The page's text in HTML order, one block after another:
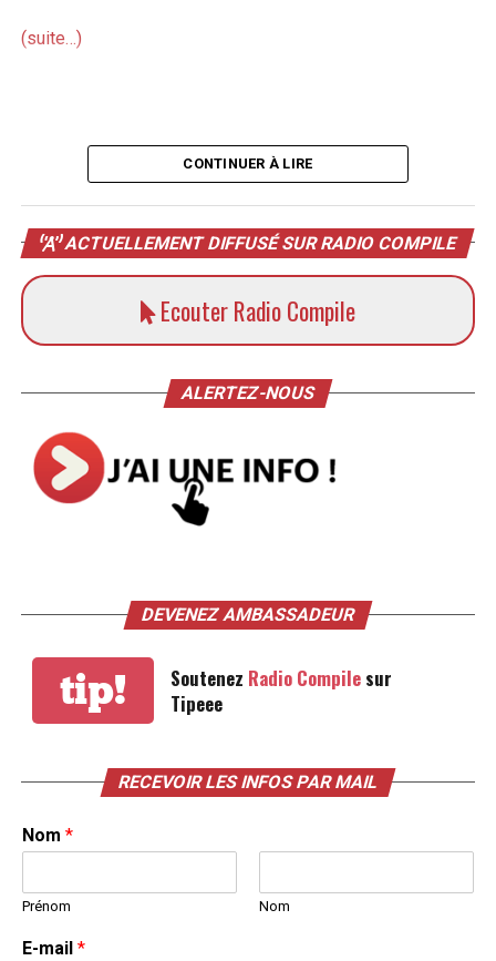
(suite…)
CONTINUER À LIRE
ACTUELLEMENT DIFFUSÉ SUR RADIO COMPILE
Ecouter Radio Compile
ALERTEZ-NOUS
DEVENEZ AMBASSADEUR
tip! Soutenez Radio Compilesur
Tipeee
RECEVOIR LES INFOS PAR MAIL
Nom *
Prénom Nom
E-mail *